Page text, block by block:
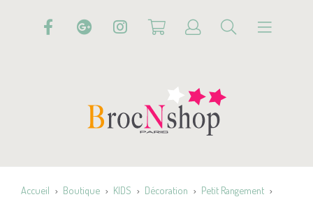
Accueil Boutique KIDS Décoration
Petit Rangement